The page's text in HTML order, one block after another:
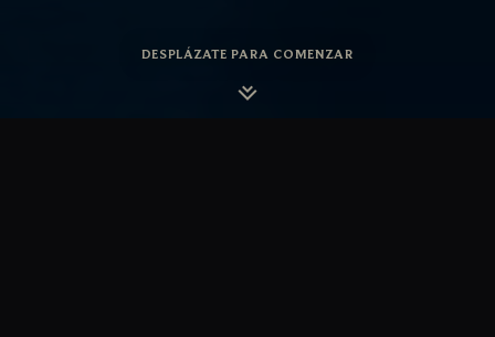
DESPLÁZATE PARA COMENZAR